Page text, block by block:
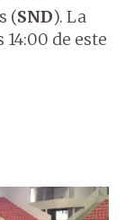
(SND). La
de este